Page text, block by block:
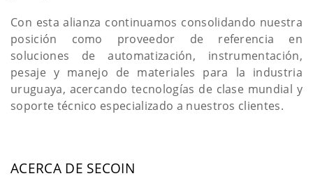
Con esta alianza continuamos consolidando nuestra
posición como proveedor de referencia en
soluciones de automatización, instrumentación,
pesaje y manejo de materiales para la industria
uruguaya, acercando tecnologías de clase mundial y
soporte técnico especializado a nuestros clientes.
ACERCA DE SECOIN